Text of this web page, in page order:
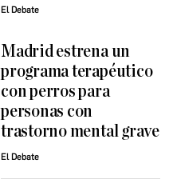
El Debate
Madrid estrena un
programa terapéutico
con perros para
personas con
trastorno mental grave
El Debate